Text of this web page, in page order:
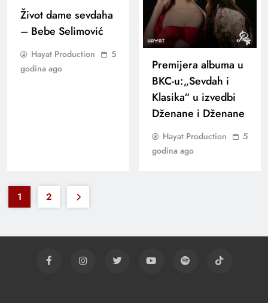
Život dame sevdaha
– Bebe Selimović
Hayat Production
5
godina ago
Premijera albuma u
BKC-u:„Sevdah i
Klasika“ u izvedbi
Dženane i Dženane
Hayat Production
5
godina ago
1 2